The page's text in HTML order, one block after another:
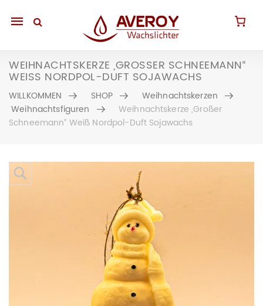
Mobile
WEIHNACHTSKERZE „GROSSER SCHNEEMANN“ W
EISS NORDPOL-DUFT SOJAWACHS
WILLKOMMEN SHOP
Weihnachtskerzen
Weihnachtsfiguren
Weihnachtskerze „Großer
Schneemann“ Weiß Nordpol-Duft Sojawachs
Skip to content